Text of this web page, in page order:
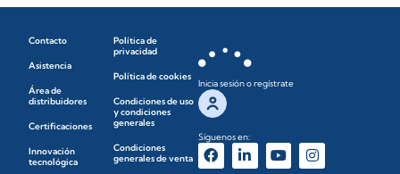
Contacto
Asistencia
Área de
distribuidores
Certificaciones
Innovación
tecnológica
Política de
privacidad
Política de cookies
Condiciones de uso
y condiciones
generales
Condiciones
generales de venta
Inicia sesión o regístrate
Síguenos en: